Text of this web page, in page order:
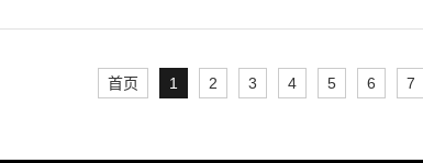
首页 1 2 3 4 5 6 7